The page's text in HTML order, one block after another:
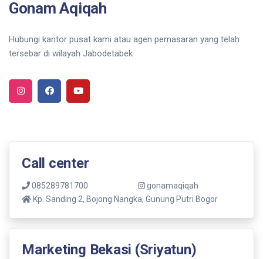
Gonam Aqiqah
Hubungi kantor pusat kami atau agen pemasaran yang telah
tersebar di wilayah Jabodetabek
Call center
085289781700
gonamaqiqah
Kp. Sanding 2, Bojong Nangka, Gunung Putri Bogor
Marketing Bekasi (Sriyatun)